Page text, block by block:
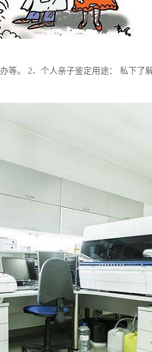
。 2、个人亲子鉴定用途： 私下了